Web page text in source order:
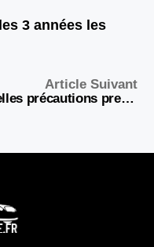
3 années les
Article Suivant
Quelles précautions prendre avant d’acheter une voiture neuve importée ou via mandataire ?